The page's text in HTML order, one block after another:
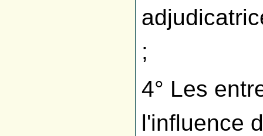
;
4° Les
l'influence